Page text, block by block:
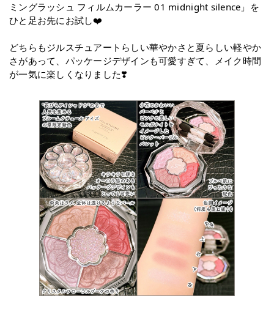
ミングラッシュ フィルムカーラー 01 midnight silence」を
ひと足お先にお試し❤️
どちらもジルスチュアートらしい華やかさと夏らしい軽やか
さがあって、パッケージデザインも可愛すぎて、メイク時間
が一気に楽しくなりました❣️